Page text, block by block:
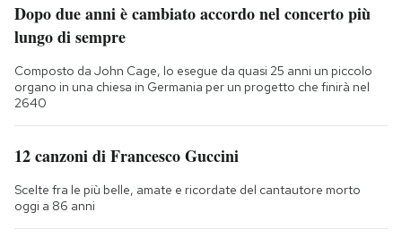
Dopo due anni è cambiato accordo nel concerto più
lungo di sempre
Composto da John Cage, lo esegue da quasi 25 anni un piccolo
organo in una chiesa in Germania per un progetto che finirà nel
2640
12 canzoni di Francesco Guccini
Scelte fra le più belle, amate e ricordate del cantautore morto
oggi a 86 anni